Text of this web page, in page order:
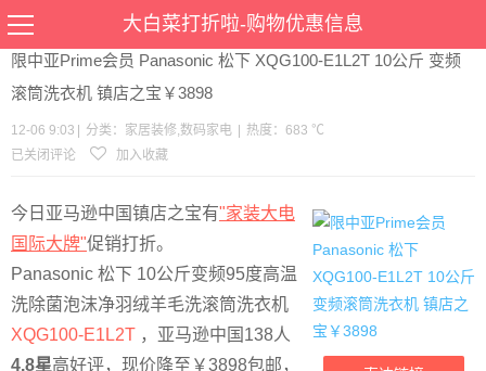
大白菜打折啦-购物优惠信息
当前位置： 优惠>家居装修数码家电>文章详情
限中亚Prime会员 Panasonic 松下 XQG100-E1L2T 10公斤 变频
滚筒洗衣机 镇店之宝￥3898
12-06 9:03 分类： 家居装修,数码家电
热度：683 ℃
已关闭评论
加入收藏
今日亚马逊中国镇店之宝有"家装大电
国际大牌"促销打折。
Panasonic 松下 10公斤变频95度高温
洗除菌泡沫净羽绒羊毛洗滚筒洗衣机
XQG100-E1L2T ，亚马逊中国138人
4.8星高好评，现价降至￥3898包邮，